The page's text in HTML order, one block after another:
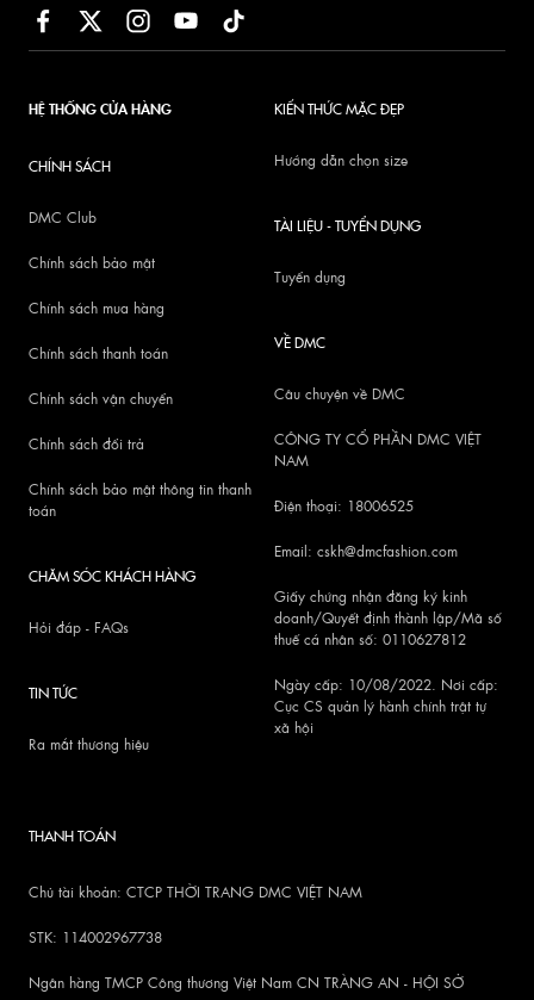
HỆ THỐNG CỬA HÀNG
CHÍNH SÁCH
DMC Club
Chính sách bảo mật
Chính sách mua hàng
Chính sách thanh toán
Chính sách vận chuyển
Chính sách đổi trả
Chính sách bảo mật thông tin thanh
toán
CHĂM SÓC KHÁCH HÀNG
Hỏi đáp - FAQs
TIN TỨC
Ra mắt thương hiệu
KIẾN THỨC MẶC ĐẸP
Hướng dẫn chọn size
TÀI LIỆU - TUYỂN DỤNG
Tuyển dụng
VỀ DMC
Câu chuyện về DMC
CÔNG TY CỔ PHẦN DMC VIỆT
NAM
Điện thoại: 18006525
Email: cskh@dmcfashion.com
Giấy chứng nhận đăng ký kinh
doanh/Quyết định thành lập/Mã số
thuế cá nhân số: 0110627812
Ngày cấp: 10/08/2022. Nơi cấp:
Cục CS quản lý hành chính trật tự
xã hội
THANH TOÁN
Chủ tài khoản: CTCP THỜI TRANG DMC VIỆT NAM
STK: 114002967738
Ngân hàng TMCP Công thương Việt Nam CN TRÀNG AN - HỘI SỞ